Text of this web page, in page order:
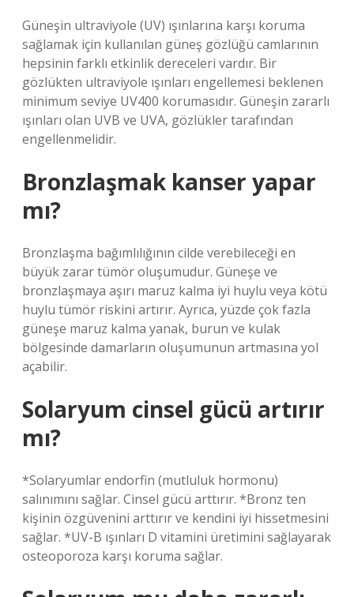
Güneşin ultraviyole (UV) ışınlarına karşı koruma
sağlamak için kullanılan güneş gözlüğü camlarının
hepsinin farklı etkinlik dereceleri vardır. Bir
gözlükten ultraviyole ışınları engellemesi beklenen
minimum seviye UV400 korumasıdır. Güneşin zararlı
ışınları olan UVB ve UVA, gözlükler tarafından
engellenmelidir.
Bronzlaşmak kanser yapar
mı?
Bronzlaşma bağımlılığının cilde verebileceği en
büyük zarar tümör oluşumudur. Güneşe ve
bronzlaşmaya aşırı maruz kalma iyi huylu veya kötü
huylu tümör riskini artırır. Ayrıca, yüzde çok fazla
güneşe maruz kalma yanak, burun ve kulak
bölgesinde damarların oluşumunun artmasına yol
açabilir.
Solaryum cinsel gücü artırır
mı?
*Solaryumlar endorfin (mutluluk hormonu)
salınımını sağlar. Cinsel gücü arttırır. *Bronz ten
kişinin özgüvenini arttırır ve kendini iyi hissetmesini
sağlar. *UV-B ışınları D vitamini üretimini sağlayarak
osteoporoza karşı koruma sağlar.